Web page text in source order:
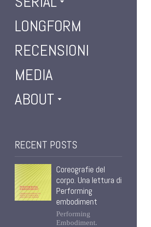
LONGFORM
RECENSIONI
MEDIA
ABOUT
RECENT POSTS
Coreografie del
corpo. Una lettura di
Performing
embodiment
Performing
Embodiment.